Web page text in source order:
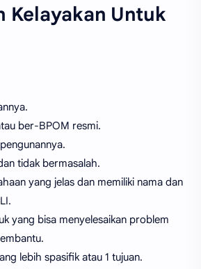
Kelayakan Untuk
ber-BPOM resmi.
tidak bermasalah.
yang jelas dan memiliki nama dan
yang bisa menyelesaikan problem
lebih spasifik atau 1 tujuan.